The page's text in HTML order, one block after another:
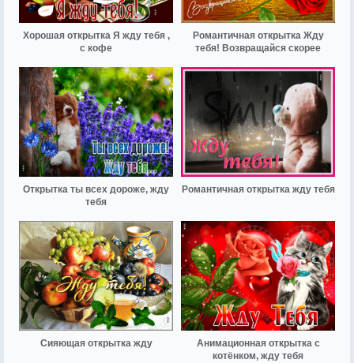
Хорошая открытка Я жду тебя ,
с кофе
Романтичная открытка Жду
тебя! Возвращайся скорее
Открытка ты всех дороже, жду
тебя
Романтичная открытка жду тебя
Сияющая открытка жду
Анимационная открытка с
котёнком, жду тебя